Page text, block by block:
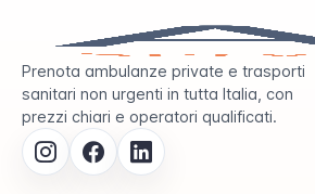
Prenota ambulanze private e trasporti
sanitari non urgenti in tutta Italia, con
prezzi chiari e operatori qualificati.